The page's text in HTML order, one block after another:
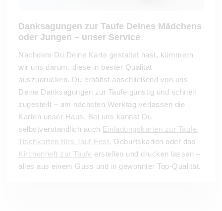
Danksagungen zur Taufe Deines Mädchens
oder Jungen – unser Service
Nachdem Du Deine Karte gestaltet hast, kümmern
wir uns darum, diese in bester Qualität
auszudrucken. Du erhältst anschließend von uns
Deine Danksagungen zur Taufe günstig und schnell
zugestellt – am nächsten Werktag verlassen die
Karten unser Haus. Bei uns kannst Du
selbstverständlich auch Einladungskarten zur Taufe,
Tischkarten fürs Tauf-Fest, Geburtskarten oder das
Kirchenheft zur Taufe erstellen und drucken lassen –
alles aus einem Guss und in gewohnter Top-Qualität.